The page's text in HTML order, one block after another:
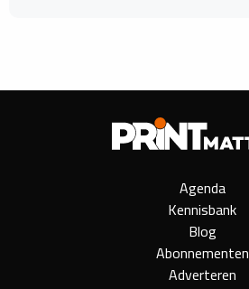
Agenda
Kennisbank
Blog
Abonnementen
Adverteren